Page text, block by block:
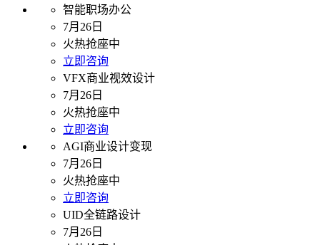
智能职场办公
7月26日
火热抢座中
立即咨询
VFX商业视效设计
7月26日
火热抢座中
立即咨询
AGI商业设计变现
7月26日
火热抢座中
立即咨询
UID全链路设计
7月26日